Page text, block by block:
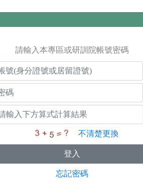
請輸入本專區或研訓院帳號密碼
不清楚更換
忘記密碼